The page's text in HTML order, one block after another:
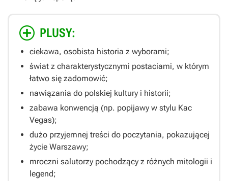
PLUSY:
ciekawa, osobista historia z wyborami;
świat z charakterystycznymi postaciami, w którym
łatwo się zadomowić;
nawiązania do polskiej kultury i historii;
zabawa konwencją (np. popijawy w stylu Kac
Vegas);
dużo przyjemnej treści do poczytania, pokazującej
życie Warszawy;
mroczni salutorzy pochodzący z różnych mitologii i
legend;